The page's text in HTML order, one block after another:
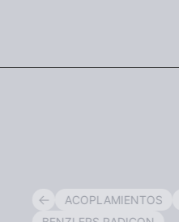
ACOPLAMIENTOS